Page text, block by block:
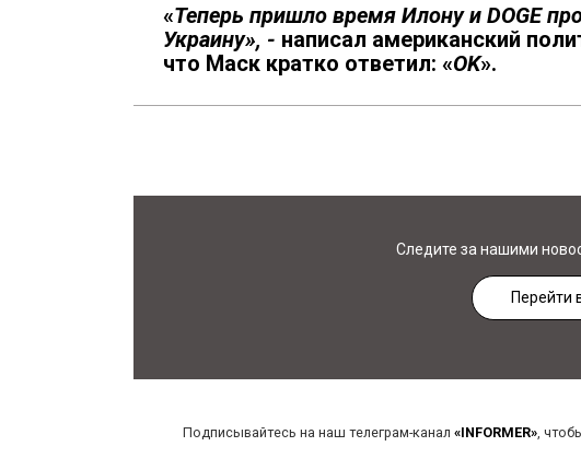
«Теперь пришло время Илону и DOGE
Украину», - написал американский
что Маск кратко ответил: «ОK».
Следите за нашими
Перейти
Подписывайтесь на наш телеграм-канал «INFORMER»,